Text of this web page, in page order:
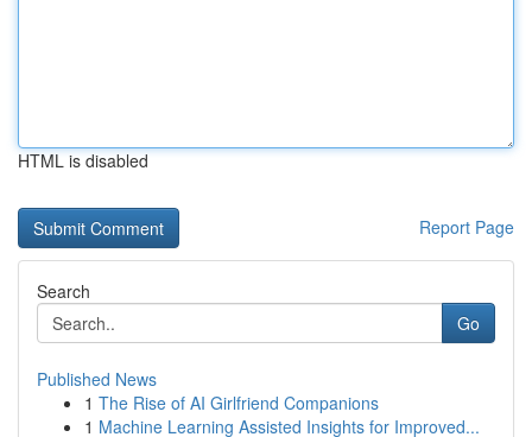
HTML is disabled
Report Page
Search
Go
Published News
1 The Rise of AI Girlfriend Companions
1 Machine Learning Assisted Insights for Improved...